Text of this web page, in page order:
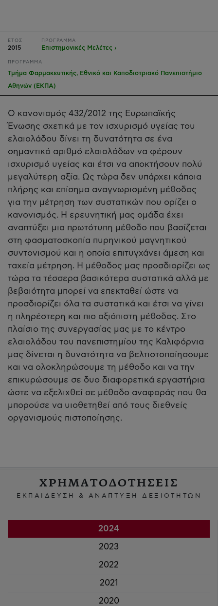
ΕΤΟΣ
2015
ΠΡΟΓΡΑΜΜΑ
Επιστημονικές Μελέτες ›
ΠΡΟΓΡΑΜΜΑ
Τμήμα Φαρμακευτικής, Εθνικό και Καποδιστριακό Πανεπιστήμιο
Αθηνών (ΕΚΠΑ)
Ο κανονισμός 432/2012 της Ευρωπαϊκής
Ένωσης σχετικά με τον ισχυρισμό υγείας του
ελαιολάδου δίνει τη δυνατότητα σε ένα
σημαντικό αριθμό ελαιολάδων να φέρουν
ισχυρισμό υγείας και έτσι να αποκτήσουν πολύ
μεγαλύτερη αξία. Ως τώρα δεν υπάρχει κάποια
πλήρης και επίσημα αναγνωρισμένη μέθοδος
για την μέτρηση των συστατικών που ορίζει ο
κανονισμός. Η ερευνητική μας ομάδα έχει
αναπτύξει μια πρωτότυπη μέθοδο που βασίζεται
στη φασματοσκοπία πυρηνικού μαγνητικού
συντονισμού και η οποία επιτυγχάνει άμεση και
ταχεία μέτρηση. Η μέθοδος μας προσδιορίζει ως
τώρα τα τέσσερα βασικότερα συστατικά αλλά με
βεβαιότητα μπορεί να επεκταθεί ώστε να
προσδιορίζει όλα τα συστατικά και έτσι να γίνει
η πληρέστερη και πιο αξιόπιστη μέθοδος. Στο
πλαίσιο της συνεργασίας μας με το κέντρο
ελαιολάδου του πανεπιστημίου της Καλιφόρνια
μας δίνεται η δυνατότητα να βελτιστοποίησουμε
και να ολοκληρώσουμε τη μέθοδο και να την
επικυρώσουμε σε δυο διαφορετικά εργαστήρια
ώστε να εξελιχθεί σε μέθοδο αναφοράς που θα
μπορούσε να υιοθετηθεί από τους διεθνείς
οργανισμούς πιστοποίησης.
ΧΡΗΜΑΤΟΔΟΤΗΣΕΙΣ
ΕΚΠΑΙΔΕΥΣΗ & ΑΝΑΠΤΥΞΗ ΔΕΞΙΟΤΗΤΩΝ
2024
2023
2022
2021
2020